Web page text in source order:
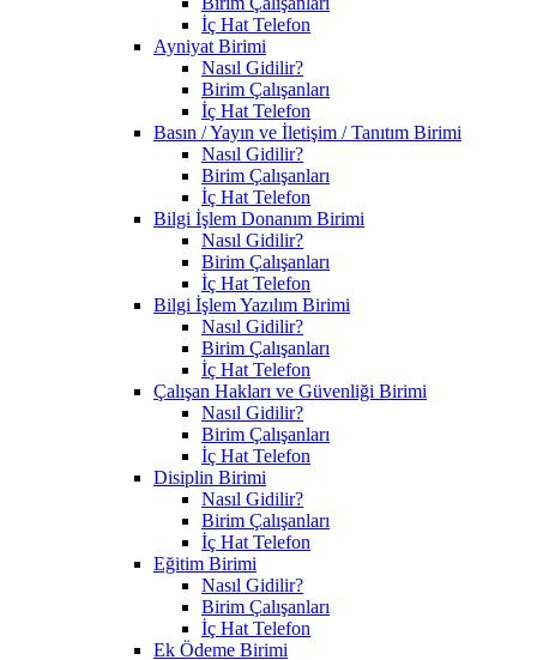
İç Hat Telefon
Ayniyat Birimi
Nasıl Gidilir?
Birim Çalışanları
İç Hat Telefon
Basın / Yayın ve İletişim / Tanıtım Birimi
Nasıl Gidilir?
Birim Çalışanları
İç Hat Telefon
Bilgi İşlem Donanım Birimi
Nasıl Gidilir?
Birim Çalışanları
İç Hat Telefon
Bilgi İşlem Yazılım Birimi
Nasıl Gidilir?
Birim Çalışanları
İç Hat Telefon
Çalışan Hakları ve Güvenliği Birimi
Nasıl Gidilir?
Birim Çalışanları
İç Hat Telefon
Disiplin Birimi
Nasıl Gidilir?
Birim Çalışanları
İç Hat Telefon
Eğitim Birimi
Nasıl Gidilir?
Birim Çalışanları
İç Hat Telefon
Ek Ödeme Birimi